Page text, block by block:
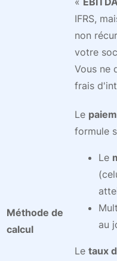
IFRS,
non
votre
Vous ne
frais
Méthode de
calcul
Le
formule
Le
au
Le taux